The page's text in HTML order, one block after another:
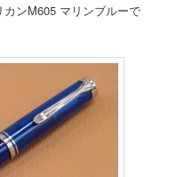
ンM605 マリンブルーで